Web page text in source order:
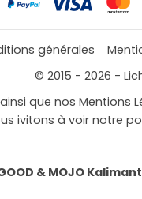
générales
© 2015 - 2026 -
que nos
ivitons à voir notre
& MOJO